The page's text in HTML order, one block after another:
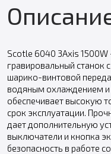
Scotle 6040 3Axis
гравировальный станок
шарико-винтовой
водяным охлаждением
обеспечивает высокую
срок эксплуатации.
дает дополнительную
выключатели и кнопка
безопасность в работе